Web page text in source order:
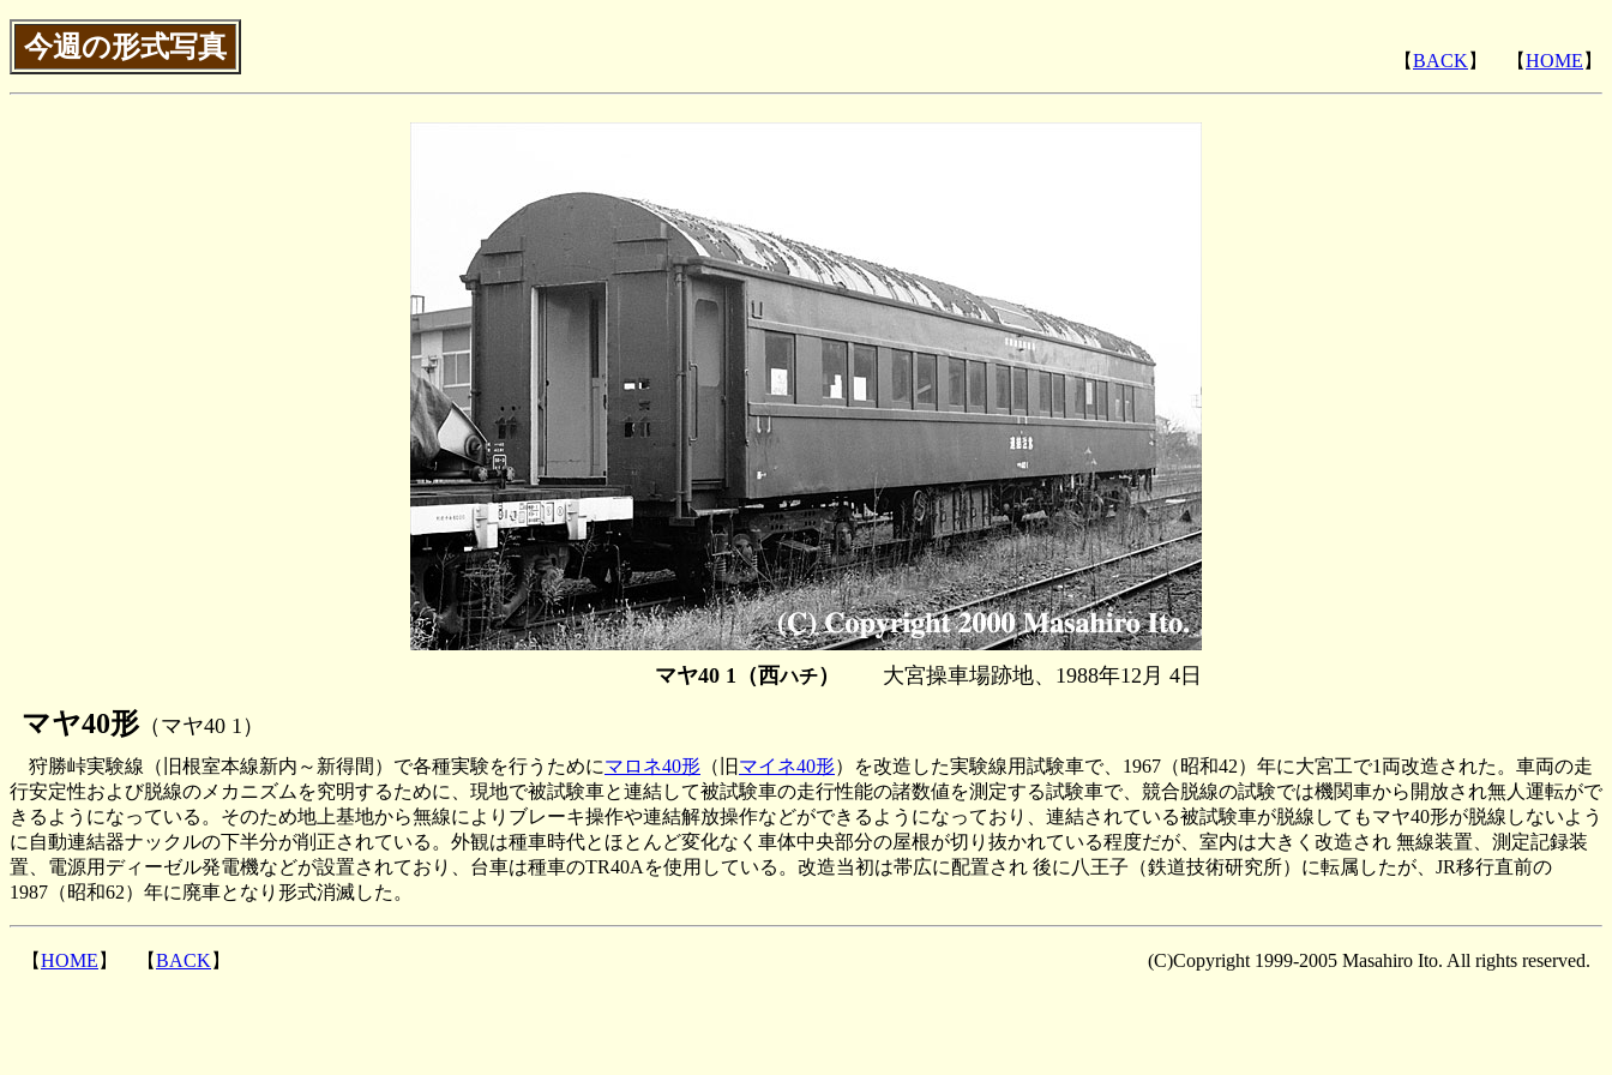
今週の形式写真 【BACK 】 【HOME 】
マヤ40 1（西ハチ） 大宮操車場跡地、1988年12月 4日
マヤ40形（マヤ40 1）
狩勝峠実験線（旧根室本線新内～新得間）で各種実験を行うためにマロネ40形 （旧 マイネ40形）を改造した実験線用試験車で、1967（昭和42）年に大宮工で1両改造された。車両の走
行安定性および脱線のメカニズムを究明するために、現地で被試験車と連結して被試験車の走行性能の諸数値を測定する試験車で、競合脱線の試験では機関車から開放され無人運転がで
きるようになっている。そのため地上基地から無線によりブレーキ操作や連結解放操作などができるようになっており、連結されている被試験車が脱線してもマヤ40形が脱線しないよう
に自動連結器ナックルの下半分が削正されている。外観は種車時代とほとんど変化なく車体中央部分の屋根が切り抜かれている程度だが、室内は大きく改造され 無線装置、測定記録装
置、電源用ディーゼル発電機などが設置されており、台車は種車のTR40Aを使用している。改造当初は帯広に配置され 後に八王子（鉄道技術研究所）に転属したが、JR移行直前の
1987（昭和62）年に廃車となり形式消滅した。
【HOME 】 【BACK 】 (C)Copyright 1999-2005 Masahiro Ito. All rights reserved.